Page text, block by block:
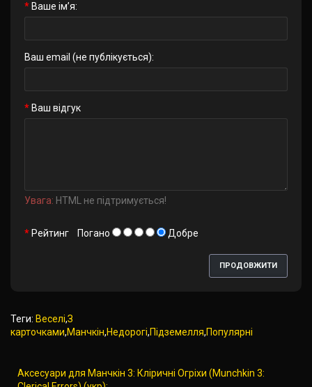
Ваше ім’я:
Ваш email (не публікується):
Ваш відгук
Увага: HTML не підтримується!
Рейтинг Погано Добре
ПРОДОВЖИТИ
Теги: Веселі,З
карточками,Манчкін,Недорогі,Підземелля,Популярні
Аксесуари для Манчкін 3: Кліричні Огріхи (Munchkin 3: